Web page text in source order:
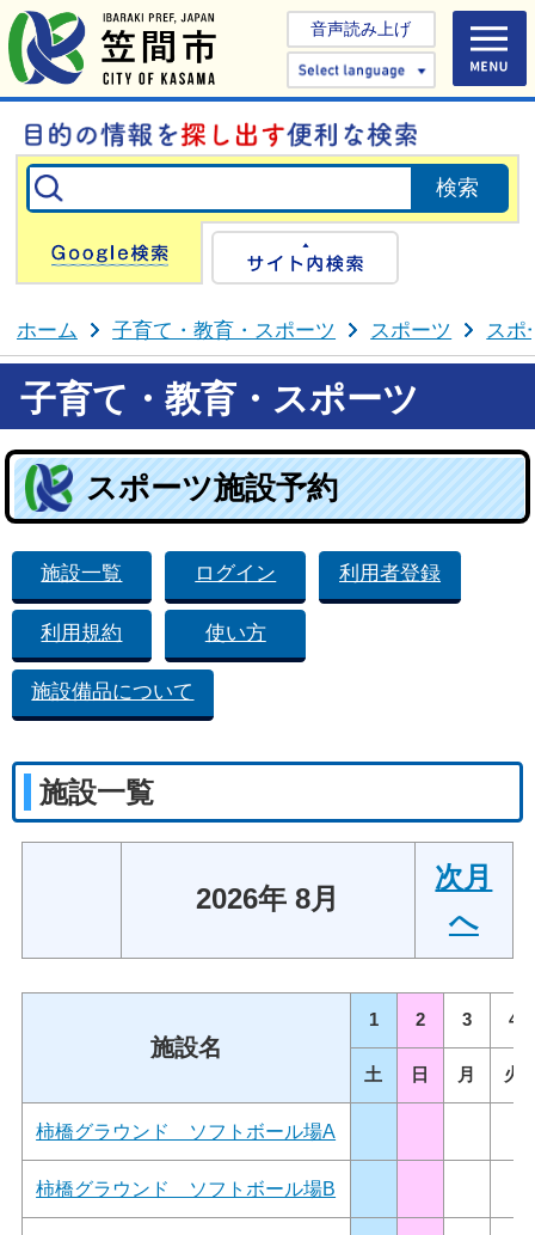
音声読み上げ
Select
Google検索
ホーム 子育て・教育・スポーツ スポーツ スポ
子育て・教育・スポーツ
スポーツ施設予約
施設一覧 ログイン 利用者登録
利用規約 使い方
施設備品について
施設一覧
2026年 8月
次月
へ
施設名
1 2 3 4
土 日 月 火
柿橋グラウンド ソフトボール場A
柿橋グラウンド ソフトボール場B